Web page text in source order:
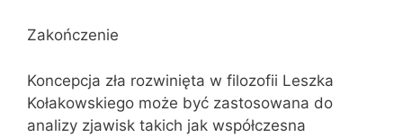
Zakończenie
Koncepcja zła rozwinięta w filozofii Leszka
Kołakowskiego może być zastosowana do
analizy zjawisk takich jak współczesna